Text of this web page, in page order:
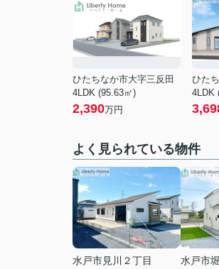
ひたちなか市大字三反田
4LDK (95.63㎡)
2,390万円
ひた
4LDK
よく見られている物件
水戸市見川２丁目
水戸市